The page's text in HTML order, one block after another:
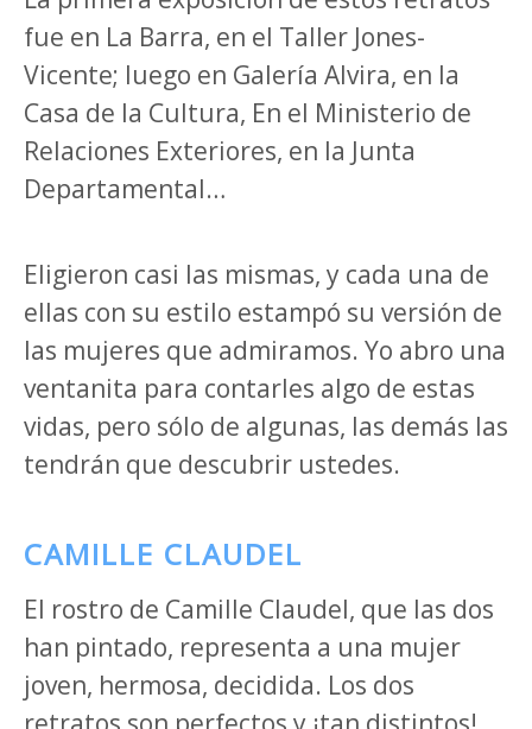
fue en La Barra, en el Taller Jones-
Vicente; luego en Galería Alvira, en la
Casa de la Cultura, En el Ministerio de
Relaciones Exteriores, en la Junta
Departamental…
Eligieron casi las mismas, y cada una de
ellas con su estilo estampó su versión de
las mujeres que admiramos. Yo abro una
ventanita para contarles algo de estas
vidas, pero sólo de algunas, las demás las
tendrán que descubrir ustedes.
CAMILLE CLAUDEL
El rostro de Camille Claudel, que las dos
han pintado, representa a una mujer
joven, hermosa, decidida. Los dos